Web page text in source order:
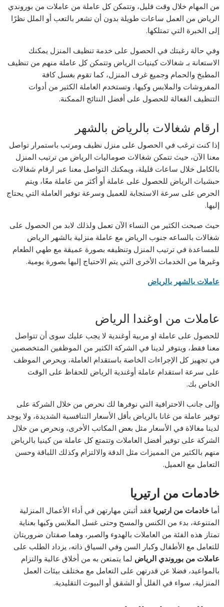
من المهام خلال وقت قليل، وتتمكن كل عاملة من عاملات من بوروندي
الرياض من العمل ساعات طويلة بدون أن تشعر بالتعب أو الملل نظرًا
إلى الخبرة التي تمتلكها.
وفي حالة رغبتك في الحصول على خدمة تنظيف المنزل يمكنك
الاستعانة بـ شغالات كينيات الرياض وتتمكن كل عاملة منهم من تنظيف
المطبخ والحمام وجميع غرف المنزل، كما تقوم بغسل كافة
المفروشات والملابس وكيها، وتستخدم العاملة الكثير من أدوات
التنظيف الفعالة للحصول على أفضل النتائج الممكنة.
ارقام شغالات بالرياض بالشهر
إذا كنت ترغب في الحصول على منزل نظيف ومرتب باستمرار تواصل
معنا الآن، حيث تتمكن شغالات صوماليات الرياض من ترتيب المنزل
بالكامل خلال ساعات قليلة، ويمكنك التواصل معنا عبر ارقام شغالات
حبشيات الرياض للحصول على عاملة أو أكثر من عاملة معًا، ويتم
الحرص على سرعة الاستجابة للعميل وسرعة توفير العاملة التي يحتاج
إليها.
حيث صبحت الكثير من النساء الآن تعمل ولذلك لابد من الحصول على
شغالات بالساعه جنوب الرياض مع عاملة منزلية بالشهر الرياض
للمساعدة في ترتيب المنزل وتنظيفه بصورة عميقة مع طهي الطعام
وغيرها من الخدمات الأخرى التي يتم الاحتياج إليها بصورة يومية.
عاملات بالشهر بالرياض
عاملات من اوغندا الرياض
للحصول على عاملة او مربية أوغندية لا يجب عليك سوى أن تتواصل
معنا فقط، ويتوفر لدينا في الشركة الكثير من الموظفين المتخصصين
في تجهيز كل الإجراءات الخاصة باستقدام العاملة، ويحرص الموظف
على سرعة استقدام عاملة أوغندية الرياض للحفاظ على الوقت
الخاص بك.
وإلى جانب الاحترافية التي نوفرها لك نحرص من خلال الشركة على
توفير عاملة من غانا بالرياض بأقل الأسعار التنافسية الشديدة، ولا يوجد
لدينا مغالاة في الأسعار مثل بعض المكاتب الأخرى، ونحرص من خلال
الشركة على توفير أفضل العاملات وتتمتع كل عاملة من كينيا بالرياض
منهم بالكثير من المميزات مثل الدقة والالتزام وكذلك اللباقة وحسن
التعامل مع العميل.
خادمات من ارتيريا
أماخادمات من ارتيريا فقد أثبتن مهارتهن في أداء الأعمال المنزلية
المتنوعة، بدء من الكنس والمسح وحتى غسل الملابس وكيها بعناية
تمتاز هذه الفئة من العاملات بالهدوء والصبر، وهما صفتان ضروريتان
للتعامل مع الأطفال وكبار السن وفي السياق ذاته، يزداد الطلب على
عاملات من بوروندي الرياض لما يتمتعن به من أخلاق عالية والتزام
بالمواعيد، فضلا عن قدرتهن على التعامل مع مختلف بيئات العمل
المنزلية، سواء في الفلل أو الشقق أو البيوت التقليدية.